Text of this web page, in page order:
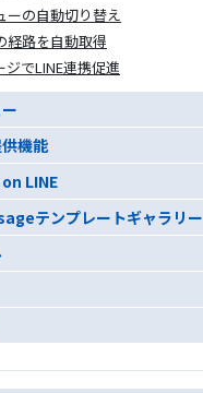
ーの自動切り替え
経路を自動取得
ジでLINE連携促進
機能
on LINE
テンプレートギャラリー